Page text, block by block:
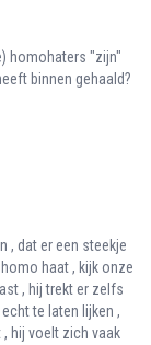
homohaters "zijn"
binnen gehaald?
, dat er een steekje
haat , kijk onze
, hij trekt er zelfs
te laten lijken ,
hij voelt zich vaak